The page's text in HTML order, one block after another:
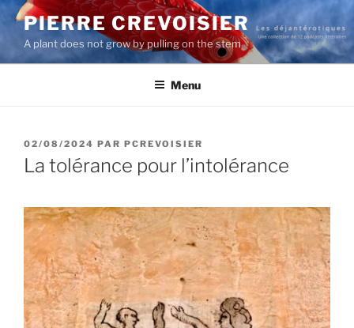
Aller
contenu
principal
PIERRE CREVOISIER
A plant does not grow by pulling on the stem
Menu
PUBLIÉ
LE
02/08/2024 PAR PCREVOISIER
La tolérance pour l’intolérance